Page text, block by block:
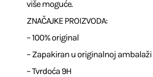
više moguće.
ZNAČAJKE PROIZVODA:
– 100% original
– Zapakiran u originalnoj ambalaži
– Tvrdoća 9H